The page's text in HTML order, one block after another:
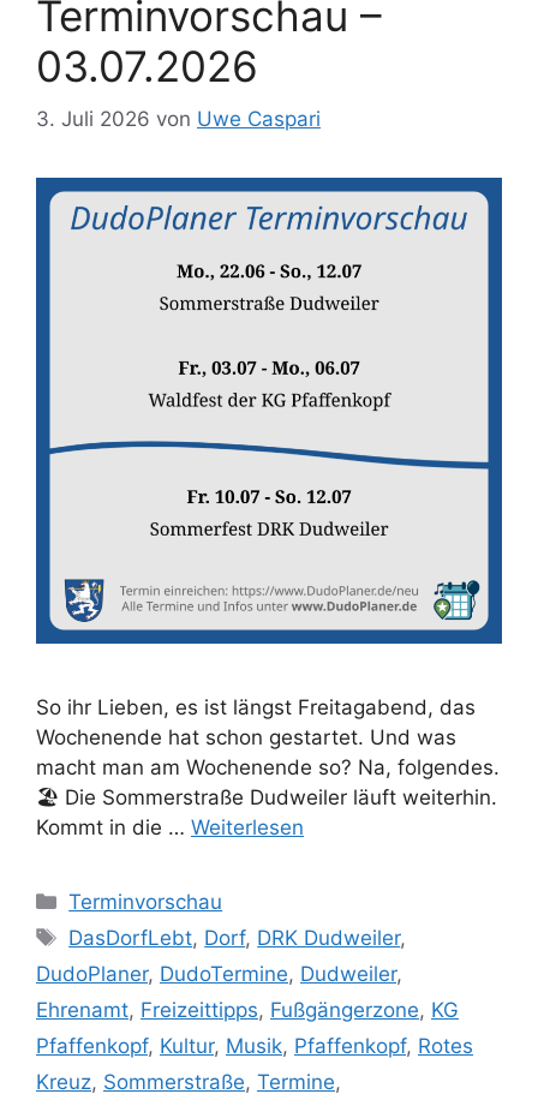
Terminvorschau –
03.07.2026
3. Juli 2026 von Uwe Caspari
So ihr Lieben, es ist längst Freitagabend, das
Wochenende hat schon gestartet. Und was
macht man am Wochenende so? Na, folgendes.
🏖️ Die Sommerstraße Dudweiler läuft weiterhin.
Kommt in die … Weiterlesen
Kategorien
Terminvorschau
Schlagwörter
DasDorfLebt, Dorf, DRK Dudweiler,
DudoPlaner, DudoTermine, Dudweiler,
Ehrenamt, Freizeittipps, Fußgängerzone, KG
Pfaffenkopf, Kultur, Musik, Pfaffenkopf, Rotes
Kreuz, Sommerstraße, Termine,